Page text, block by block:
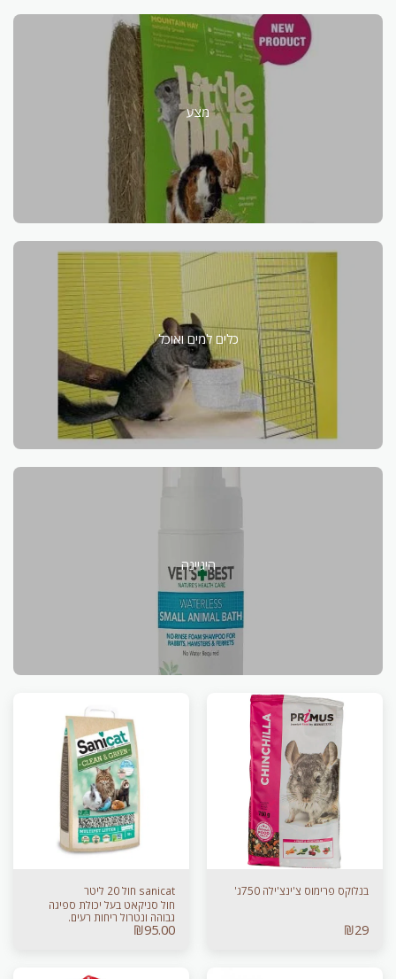
מצע
כלים למים ואוכל
היגיינה
בנלוקס פרימוס צ'ינצ'ילה 750ג'
₪29
sanicat חול 20 ליטר
חול סניקאט בעל יכולת ספיגה
גבוהה ונטרול ריחות רעים.
₪95.00